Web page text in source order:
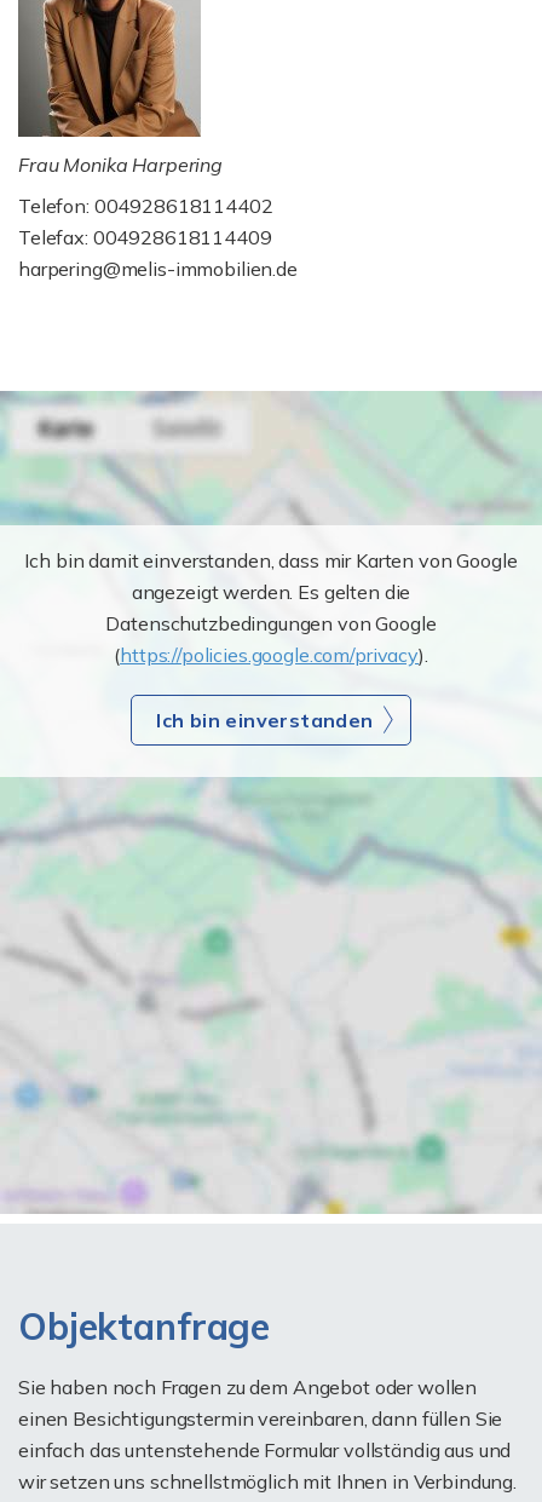
Frau Monika Harpering
Telefon: 004928618114402
Telefax: 004928618114409
harpering@melis-immobilien.de
Ich bin damit einverstanden, dass mir Karten von Google
angezeigt werden. Es gelten die
Datenschutzbedingungen von Google
(https://policies.google.com/privacy).
Ich bin einverstanden
Objektanfrage
Sie haben noch Fragen zu dem Angebot oder wollen
einen Besichtigungstermin vereinbaren, dann füllen Sie
einfach das untenstehende Formular vollständig aus und
wir setzen uns schnellstmöglich mit Ihnen in Verbindung.